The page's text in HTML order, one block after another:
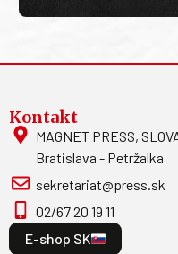
Kontakt
MAGNET PRESS,
Bratislava - Petržalka
sekretariat@press.sk
02/67 20 19 11
E-shop SK